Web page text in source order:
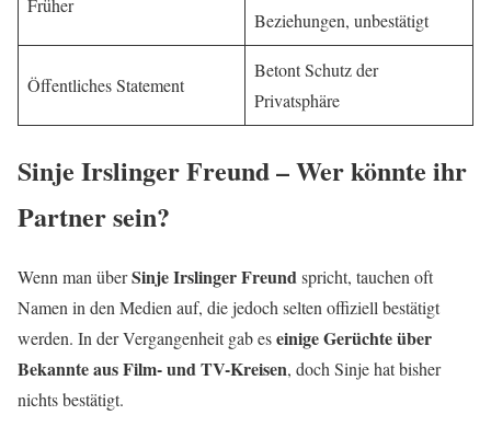
Früher
Beziehungen, unbestätigt
Öffentliches Statement
Betont Schutz der
Privatsphäre
Sinje Irslinger Freund – Wer könnte ihr
Partner sein?
Wenn man überSinje Irslinger Freundspricht, tauchen oft
Namen in den Medien auf, die jedoch selten offiziell bestätigt
werden. In der Vergangenheit gab eseinige Gerüchte über
Bekannte aus Film- und TV-Kreisen, doch Sinje hat bisher
nichts bestätigt.